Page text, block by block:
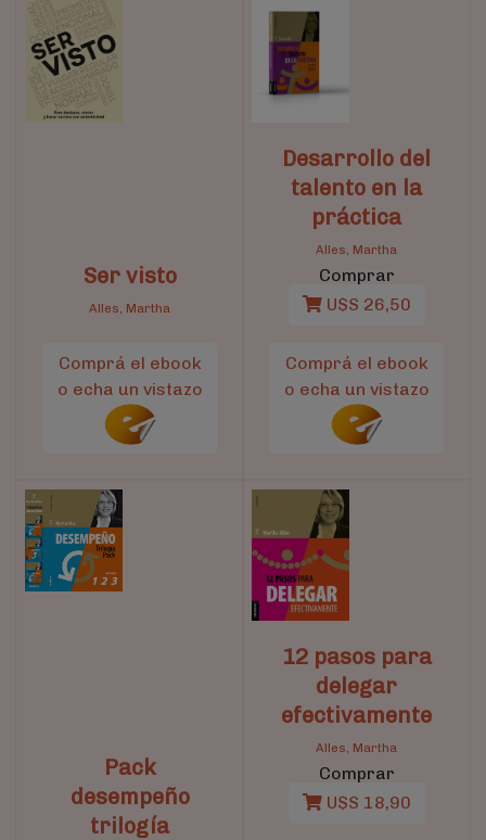
Ser visto
Alles, Martha
Comprá el ebook
o echa un vistazo
Desarrollo del
talento en la
práctica
Alles, Martha
Comprar
U$S 26,50
Comprá el ebook
o echa un vistazo
Pack
desempeño
trilogía
12 pasos para
delegar
efectivamente
Alles, Martha
Comprar
U$S 18,90